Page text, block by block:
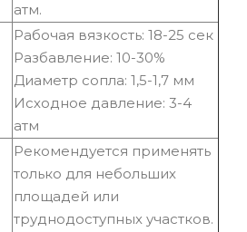
атм.
Рабочая вязкость: 18-25 сек
Разбавление: 10-30%
Диаметр сопла: 1,5-1,7 мм
Исходное давление: 3-4
атм
Рекомендуется применять
только для небольших
площадей или
труднодоступных участков.